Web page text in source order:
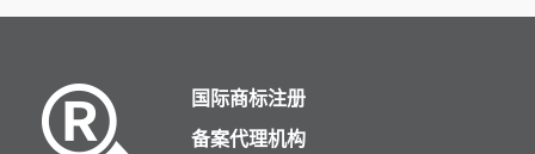
国际商标注册
备案代理机构